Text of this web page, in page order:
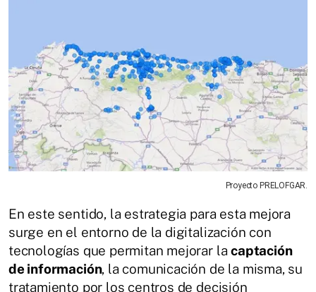
Proyecto PRELOFGAR.
En este sentido, la estrategia para esta mejora
surge en el entorno de la digitalización con
tecnologías que permitan mejorar lacaptación
de información, la comunicación de la misma, su
tratamiento por los centros de decisión